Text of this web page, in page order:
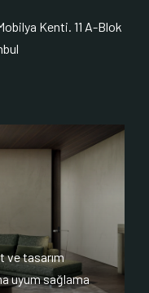
Kenti. 11 A-Blok
ve tasarım
uyum sağlama